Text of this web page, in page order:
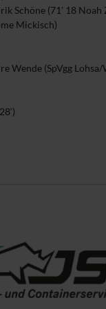
Schöne (71' 18 Noah
Mickisch)
Wende (SpVgg